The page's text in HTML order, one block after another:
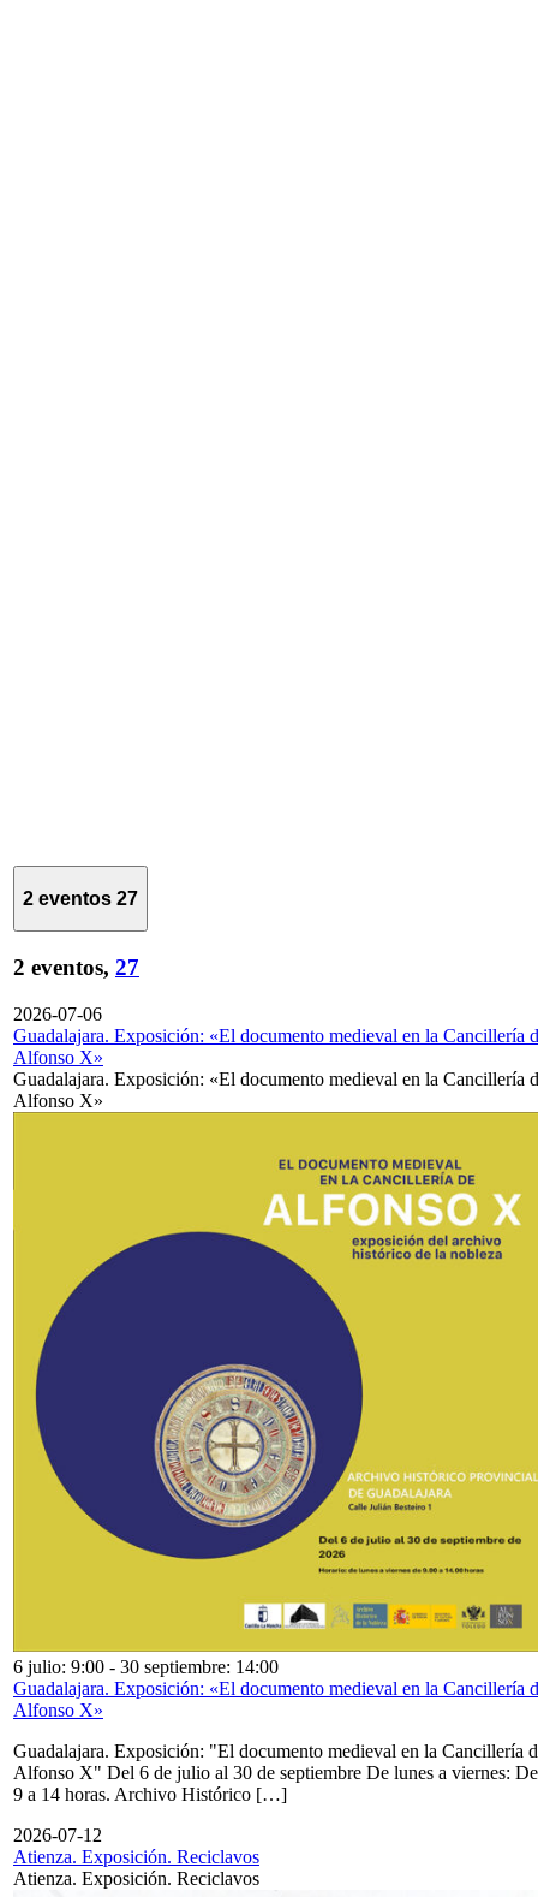
2 eventos 27
2 eventos, 27
2026-07-06
Guadalajara. Exposición: «El documento medieval en la Cancillería
Alfonso X»
Guadalajara. Exposición: «El documento medieval en la Cancillería
Alfonso X»
6 julio: 9:00 - 30 septiembre: 14:00
Guadalajara. Exposición: «El documento medieval en la Cancillería
Alfonso X»
Guadalajara. Exposición: "El documento medieval en la Cancillería
Alfonso X" Del 6 de julio al 30 de septiembre De lunes a viernes: De
9 a 14 horas. Archivo Histórico […]
2026-07-12
Atienza. Exposición. Reciclavos
Atienza. Exposición. Reciclavos